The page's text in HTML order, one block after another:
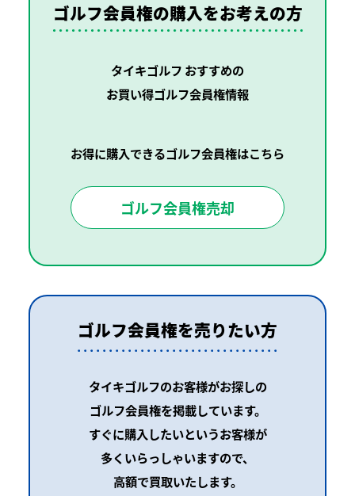
ゴルフ会員権の購入をお考えの方
タイキゴルフ おすすめの
お買い得ゴルフ会員権情報
お得に購入できるゴルフ会員権はこちら
ゴルフ会員権売却
ゴルフ会員権を売りたい方
タイキゴルフのお客様がお探しの
ゴルフ会員権を掲載しています。
すぐに購入したいというお客様が
多くいらっしゃいますので、
高額で買取いたします。